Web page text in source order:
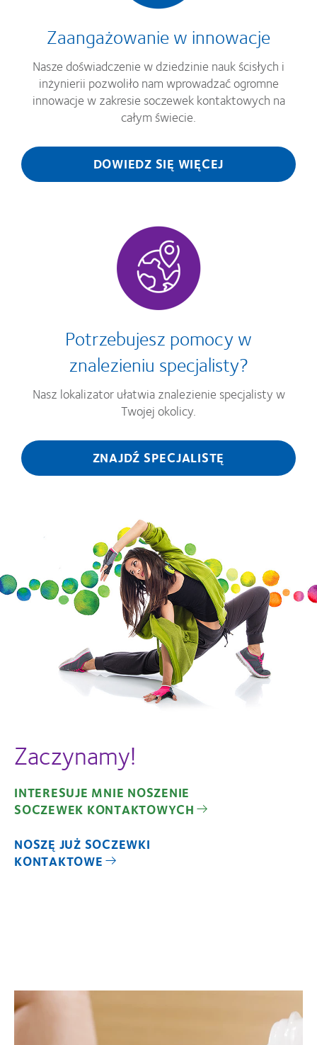
Zaangażowanie w innowacje
Nasze doświadczenie w dziedzinie nauk ścisłych i
inżynierii pozwoliło nam wprowadzać ogromne
innowacje w zakresie soczewek kontaktowych na
całym świecie.
DOWIEDZ SIĘ WIĘCEJ
Potrzebujesz pomocy w
znalezieniu specjalisty?
Nasz lokalizator ułatwia znalezienie specjalisty w
Twojej okolicy.
ZNAJDŹ SPECJALISTĘ
Zaczynamy!
INTERESUJE MNIE NOSZENIE
SOCZEWEK KONTAKTOWYCH
NOSZĘ JUŻ SOCZEWKI
KONTAKTOWE